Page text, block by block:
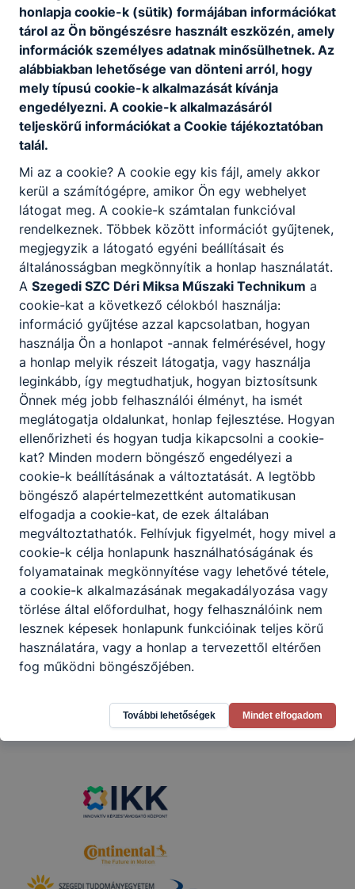
Villamosmérnök oktatót
keresünk
Keressük leendő dinamikus
villamosmérnök oktató kollégánkat.
Részletek a felhívásban!
2026. jún. 29. Szerkesztő
Matematika-informatika
oktatót keresünk!
Ha matematikában és
informatikában is otthon vagy és
szívesen átadnád tudásodat a
következő nemzedékeknek, akkor
szeretettel várunk oktatói
közösségünkbe!
2026. jún. 29. Szerkesztő
Partnereink
honlapja cookie-k (sütik) formájában információkat
tárol az Ön böngészésre használt eszközén, amely
információk személyes adatnak minősülhetnek. Az
alábbiakban lehetősége van dönteni arról, hogy
mely típusú cookie-k alkalmazását kívánja
engedélyezni. A cookie-k alkalmazásáról
teljeskörű információkat a Cookie tájékoztatóban
talál.
Mi az a cookie? A cookie egy kis fájl, amely akkor
kerül a számítógépre, amikor Ön egy webhelyet
látogat meg. A cookie-k számtalan funkcióval
rendelkeznek. Többek között információt gyűjtenek,
megjegyzik a látogató egyéni beállításait és
általánosságban megkönnyítik a honlap használatát.
A Szegedi SZC Déri Miksa Műszaki Technikum a
cookie-kat a következő célokból használja:
információ gyűjtése azzal kapcsolatban, hogyan
használja Ön a honlapot -annak felmérésével, hogy
a honlap melyik részeit látogatja, vagy használja
leginkább, így megtudhatjuk, hogyan biztosítsunk
Önnek még jobb felhasználói élményt, ha ismét
meglátogatja oldalunkat, honlap fejlesztése. Hogyan
ellenőrizheti és hogyan tudja kikapcsolni a cookie-
kat? Minden modern böngésző engedélyezi a
cookie-k beállításának a változtatását. A legtöbb
böngésző alapértelmezettként automatikusan
elfogadja a cookie-kat, de ezek általában
megváltoztathatók. Felhívjuk figyelmét, hogy mivel a
cookie-k célja honlapunk használhatóságának és
folyamatainak megkönnyítése vagy lehetővé tétele,
a cookie-k alkalmazásának megakadályozása vagy
törlése által előfordulhat, hogy felhasználóink nem
lesznek képesek honlapunk funkcióinak teljes körű
használatára, vagy a honlap a tervezettől eltérően
fog működni böngészőjében.
További lehetőségek Mindet elfogadom